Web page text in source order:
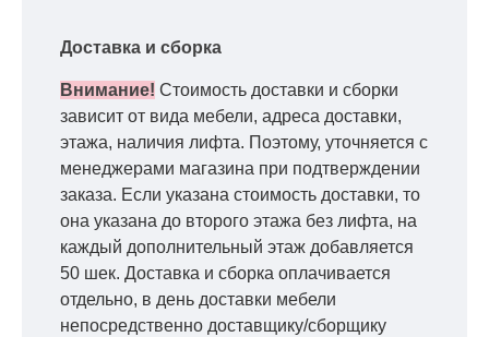
Доставка и сборка
Внимание! Стоимость доставки и сборки
зависит от вида мебели, адреса доставки,
этажа, наличия лифта. Поэтому, уточняется с
менеджерами магазина при подтверждении
заказа. Если указана стоимость доставки, то
она указана до второго этажа без лифта, на
каждый дополнительный этаж добавляется
50 шек. Доставка и сборка оплачивается
отдельно, в день доставки мебели
непосредственно доставщику/сборщику